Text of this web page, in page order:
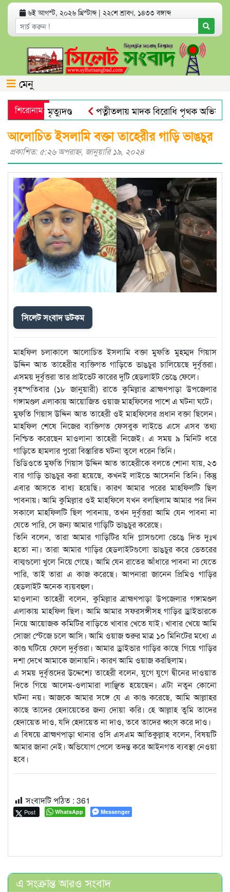
৬ই আগস্ট, ২০২৬ খ্রিস্টাব্দ | ২২শে শ্রাবণ, ১৪৩৩ বঙ্গাব্দ
মেনু
শিরোনাম
মামলায় মৃত্যুদণ্ড
পত্নীতলায় মাদক বিরোধি পৃথক
মুজিব পরদেশী কারাগারে
ঢাকা আলিয়া মাদ্রাসায় ছাত্রদল-
আলোচিত ইসলামি বক্তা তাহেরীর গাড়ি ভাঙচুর
প্রকাশিত: ৫:২৬ অপরাহ্ণ, জানুয়ারি ১৯, ২০২৪
সিলেট সংবাদ ডটকম
মাহফিল চলাকালে আলোচিত ইসলামি বক্তা মুফতি মুহম্মদ গিয়াস
উদ্দিন আত তাহেরীর ব্যক্তিগত গাড়িতে ভাঙচুর চালিয়েছে দুর্বৃত্তরা।
এসময় দুর্বৃত্তরা তার প্রাইভেট কারের দুটি হেডলাইট ভেঙে ফেলে।
বৃহস্পতিবার (১৮ জানুয়ারী) রাতে কুমিল্লার ব্রাহ্মণপাড়া উপজেলার
গঙ্গামণ্ডল এলাকায় আয়োজিত ওয়াজ মাহফিলের পাশে এ ঘটনা ঘটে।
মুফতি গিয়াস উদ্দিন আত তাহেরী ওই মাহফিলের প্রধান বক্তা ছিলেন।
মাহফিল শেষে নিজের ব্যক্তিগত ফেসবুক লাইভে এসে এসব তথ্য
নিশ্চিত করেছেন মাওলানা তাহেরী নিজেই। এ সময় ৯ মিনিট ধরে
গাড়িতে হামলার পুরো বিস্তারিত ঘটনা তুলে ধরেন তিনি।
ভিডিওতে মুফতি গিয়াস উদ্দিন আত তাহেরীকে বলতে শোনা যায়, ২৩
বার গাড়ি ভাঙচুর করা হয়েছে, কখনই লাইভে আসেননি তিনি। কিন্তু
এবার আসতে বাধ্য হয়েছি। কারণ আমার পরের মাহফিলটি ছিল
পাবনায়। আমি কুমিল্লার ওই মাহফিলে যখন বলছিলাম আমার পর দিন
সকালে মাহফিলটি ছিল পাবনায়, তখন দুর্বৃত্তরা আমি যেন পাবনা না
যেতে পারি, সে জন্য আমার গাড়িটি ভাঙচুর করেছে।
তিনি বলেন, তারা আমার গাড়িটির যদি গ্লাসগুলো ভেঙে দিত দুঃখ
হতো না। তারা আমার গাড়ির হেডলাইটগুলো ভাঙচুর করে ভেতরের
বাল্বগুলো খুলে নিয়ে গেছে। আমি যেন রাতের আঁধারে পাবনা না যেতে
পারি, তাই তারা এ কাজ করেছে। আপনারা জানেন প্রিমিও গাড়ির
হেডলাইট অনেক ব্যয়বহুল।
মাওলানা তাহেরী বলেন, কুমিল্লার ব্রাহ্মণপাড়া উপজেলার গঙ্গামণ্ডল
এলাকায় মাহফিল ছিল। আমি আমার সফরসঙ্গীসহ গাড়ির ড্রাইভারকে
নিয়ে আয়োজক কমিটির বাড়িতে খাবার খেতে যাই। খাবার খেয়ে আমি
সোজা স্টেজে চলে আসি। আমি ওয়াজ শুরুর মাত্র ১০ মিনিটের মধ্যে এ
কাণ্ড ঘটিয়ে ফেলে দুর্বৃত্তরা। আমার ড্রাইভার গাড়ির কাছে গিয়ে গাড়ির
দশা দেখে আমাকে জানায়নি। কারণ আমি ওয়াজ করছিলাম।
এ সময় দুর্বৃত্তদের উদ্দেশ্যে তাহেরী বলেন, যুগে যুগে দ্বীনের দাওয়াত
দিতে গিয়ে আলেম-ওলামারা লাঞ্ছিত হয়েছেন। এটা নতুন কোনো
ঘটনা নয়। আজকে আমার সঙ্গে যে এ কাণ্ড করেছে, আমি আল্লাহর
কাছে তাদের হেদায়েতের জন্য দোয়া করি। হে আল্লাহ তুমি তাদের
হেদায়েত দাও, যদি হেদায়েত না দাও, তবে তাদের ধ্বংস করে দাও।
এ বিষয়ে ব্রাহ্মণপাড়া থানার ওসি এসএম আতিকুল্লাহ বলেন, বিষয়টি
আমার জানা নেই। অভিযোগ পেলে তদন্ত করে আইনগত ব্যবস্থা নেওয়া
হবে।
সংবাদটি পঠিত : 361
Post WhatsApp Messenger
এ সংক্রান্ত আরও সংবাদ